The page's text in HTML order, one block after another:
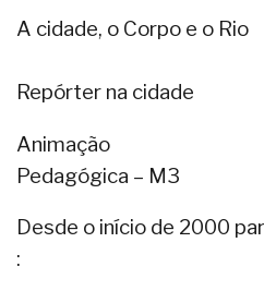
A cidade, o Corpo e o Rio
Repórter na cidade
Animação
Pedagógica – M3
Desde o início de 2000
: